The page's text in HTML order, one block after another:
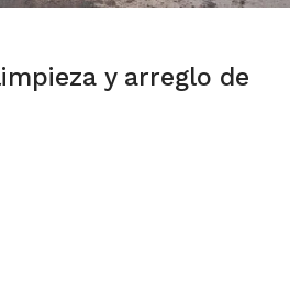
y arreglo de